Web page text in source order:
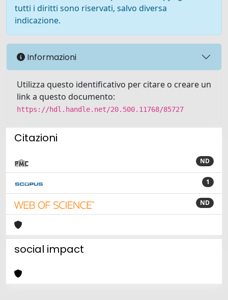
tutti i diritti sono riservati, salvo diversa
indicazione.
Informazioni
Utilizza questo identificativo per citare o creare un
link a questo documento:
https://hdl.handle.net/20.500.11768/85727
Citazioni
ND
1
ND
social impact